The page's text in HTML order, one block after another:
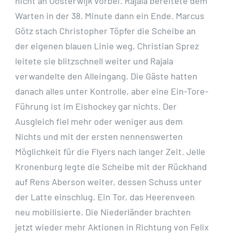
Warten in der 38. Minute dann ein Ende. Marcus
Götz stach Christopher Töpfer die Scheibe an
der eigenen blauen Linie weg, Christian Sprez
leitete sie blitzschnell weiter und Rajala
verwandelte den Alleingang. Die Gäste hatten
danach alles unter Kontrolle, aber eine Ein-Tore-
Führung ist im Eishockey gar nichts. Der
Ausgleich fiel mehr oder weniger aus dem
Nichts und mit der ersten nennenswerten
Möglichkeit für die Flyers nach langer Zeit. Jelle
Kronenburg legte die Scheibe mit der Rückhand
auf Rens Aberson weiter, dessen Schuss unter
der Latte einschlug. Ein Tor, das Heerenveen
neu mobilisierte. Die Niederländer brachten
jetzt wieder mehr Aktionen in Richtung von Felix